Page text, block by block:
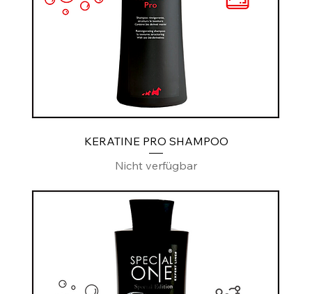
KERATINE PRO SHAMPOO
Nicht verfügbar